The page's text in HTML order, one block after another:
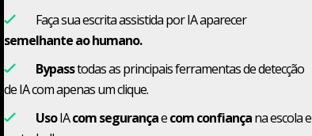
Faça sua escrita assistida por IA aparecer
semelhante ao humano.
Bypasstodas as principais ferramentas de detecção
de IA com apenas um clique.
UsoIAcom segurançaecom confiançana escola e